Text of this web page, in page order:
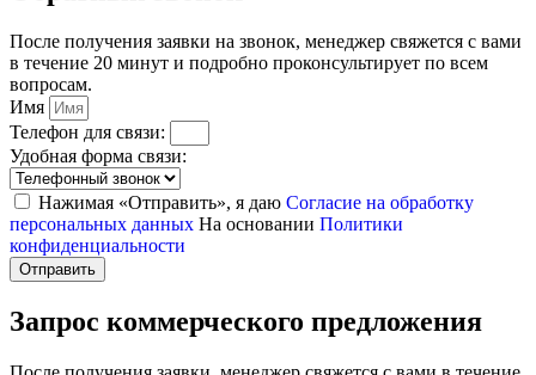
После получения заявки на звонок, менеджер свяжется с вами
в течение 20 минут и подробно проконсультирует по всем
вопросам.
Имя
Телефон для связи:
Удобная форма связи:
Нажимая «Отправить», я даю Согласие на обработку
персональных данных На основании Политики
конфиденциальности
Отправить
Запрос коммерческого предложения